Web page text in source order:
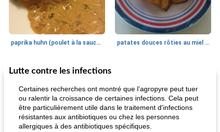
paprika huhn (poulet à la sauce paprika). patates douces rôties au miel / kumara
25min
Petit déjeuner et brunch
Lutte contre les infections
Certaines recherches ont montré que l’agropyre peut tuer
ou ralentir la croissance de certaines infections. Cela peut
être particulièrement utile dans le traitement d'infections
résistantes aux antibiotiques ou chez les personnes
allergiques à des antibiotiques spécifiques.